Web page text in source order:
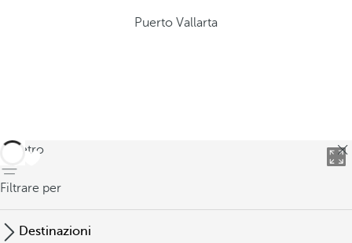
Puerto Vallarta
indietro
Filtrare per
Destinazioni